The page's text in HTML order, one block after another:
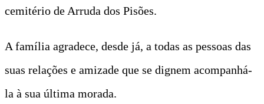
cemitério de Arruda dos Pisões.
A família agradece, desde já, a todas as pessoas das
suas relações e amizade que se dignem acompanhá-
la à sua última morada.